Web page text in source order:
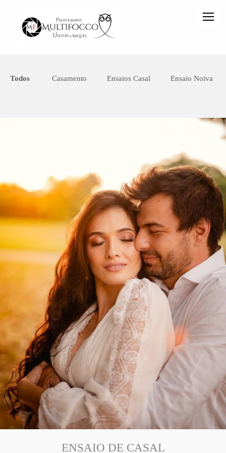
Todos Casamento Ensaios Casal Ensaio Noiva
ENSAIO DE CASAL